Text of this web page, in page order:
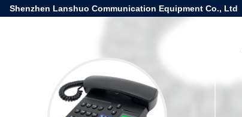
Shenzhen Lanshuo Communication Equipment Co., Ltd